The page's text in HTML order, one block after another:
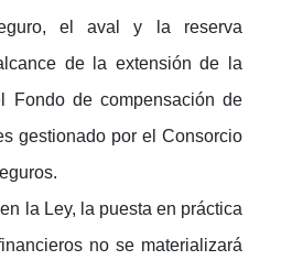
el aval y la reserva
de la extensión de la
Fondo de compensación de
gestionado por el Consorcio
la Ley, la puesta en práctica
no se materializará